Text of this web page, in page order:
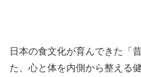
日本の食文化が育んできた「
た、心と体を内側から整える健